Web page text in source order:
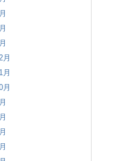
月
月
月